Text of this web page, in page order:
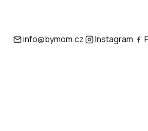
info@bymom.cz Instagram